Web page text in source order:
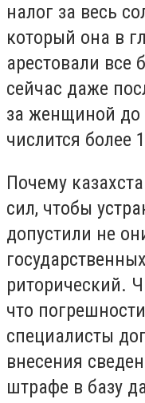
налог за весь
который она в
арестовали все
сейчас даже
за женщиной до
числится более
Почему
сил, чтобы
допустили не
риторический.
что
специалисты
внесения
штрафе в базу